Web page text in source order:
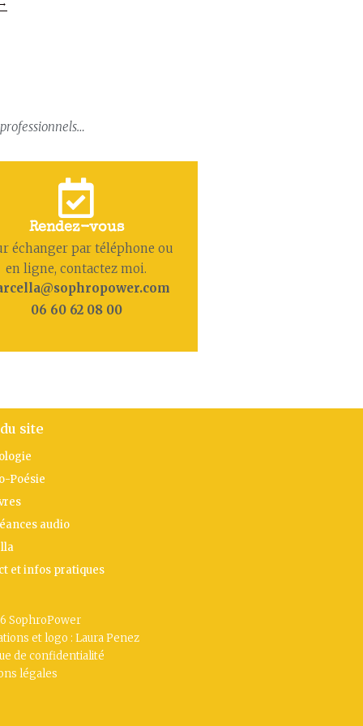
Rendez-vous
échanger par téléphone ou
en ligne, contactez moi.
06 60 62 08 00
site
Poésie
audio
et infos pratiques
SophroPower
et logo : Laura Penez
de confidentialité
légales